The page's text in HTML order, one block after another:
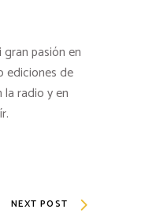
pasión en
ediciones de
radio y en
NEXT POST